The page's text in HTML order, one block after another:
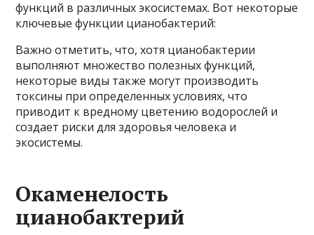
функций в различных экосистемах. Вот некоторые
ключевые функции цианобактерий:
Важно отметить, что, хотя цианобактерии
выполняют множество полезных функций,
некоторые виды также могут производить
токсины при определенных условиях, что
приводит к вредному цветению водорослей и
создает риски для здоровья человека и
экосистемы.
Окаменелость
цианобактерий